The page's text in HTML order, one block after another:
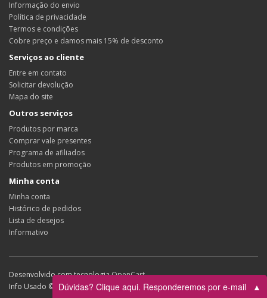
Informação do envio
Política de privacidade
Termos e condições
Cobre preço e damos mais 15% de desconto
Serviços ao cliente
Entre em contato
Solicitar devolução
Mapa do site
Outros serviços
Produtos por marca
Comprar vale presentes
Programa de afiliados
Produtos em promoção
Minha conta
Minha conta
Histórico de pedidos
Lista de desejos
Informativo
Desenvolvido com tecnologiaOpenCart
Info Usado © 2026Dúvidas? Clique aqui. Responderemos por e-mail ▲